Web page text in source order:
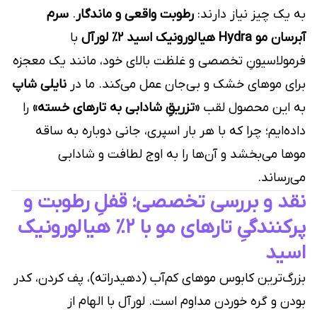
به یک چیز نیاز دارند: رطوبت واقعی و ماندگار . سرم
آبرسان مو Hydra هیالورونیک اسید ۲٪ لورآل
با
فرمولاسیونِ تخصصی و غلظت بالای خود، مانند یک معجزه
برای موهای خشک و بی‌جان عمل می‌کند. ما در نایلی شاپ
به این محصول لقب «تزریقِ شادابی به تارهای خسته» را
داده‌ایم؛ چرا که با هر بار اسپری، جانی دوباره به ساقه
موها می‌بخشد و آن‌ها را به اوج لطافت و شادابی
می‌رساند.
نقد و بررسی تخصصی؛ قفلِ رطوبت و
پرکنندگیِ تارهای مو با ۲٪ هیالورونیک
اسید
بزرگ‌ترین کابوس موهای کم‌آب (دهیدراته)، پف کردن، کدر
بودن و گره خوردن مداوم است. لورآل با الهام از